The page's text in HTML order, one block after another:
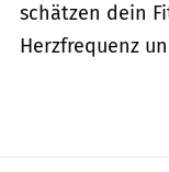
schätzen dein
Herzfrequenz